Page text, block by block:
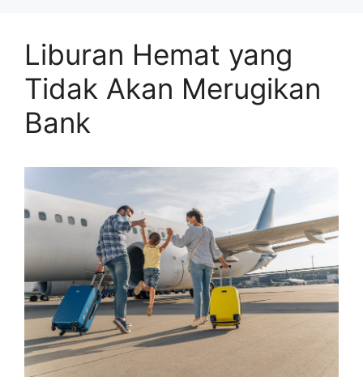
Liburan Hemat yang
Tidak Akan Merugikan
Bank